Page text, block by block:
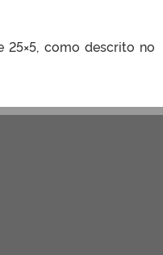
25×5, como descrito no